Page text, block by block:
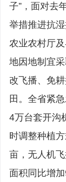
子”，面对去
举措推进抗
农业农村厅
地因地制宜
改飞播、免
田。全省紧
4万台套开沟
时调整种植
亩，无人机
面积同比增加